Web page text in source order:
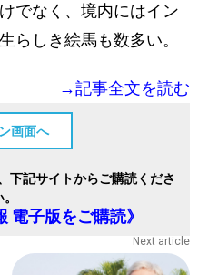
でなく、境内にはイン
らしき絵馬も数多い。
→記事全文を読む
画面へ
下記サイトからご購読くださ
電子版をご購読》
Next article